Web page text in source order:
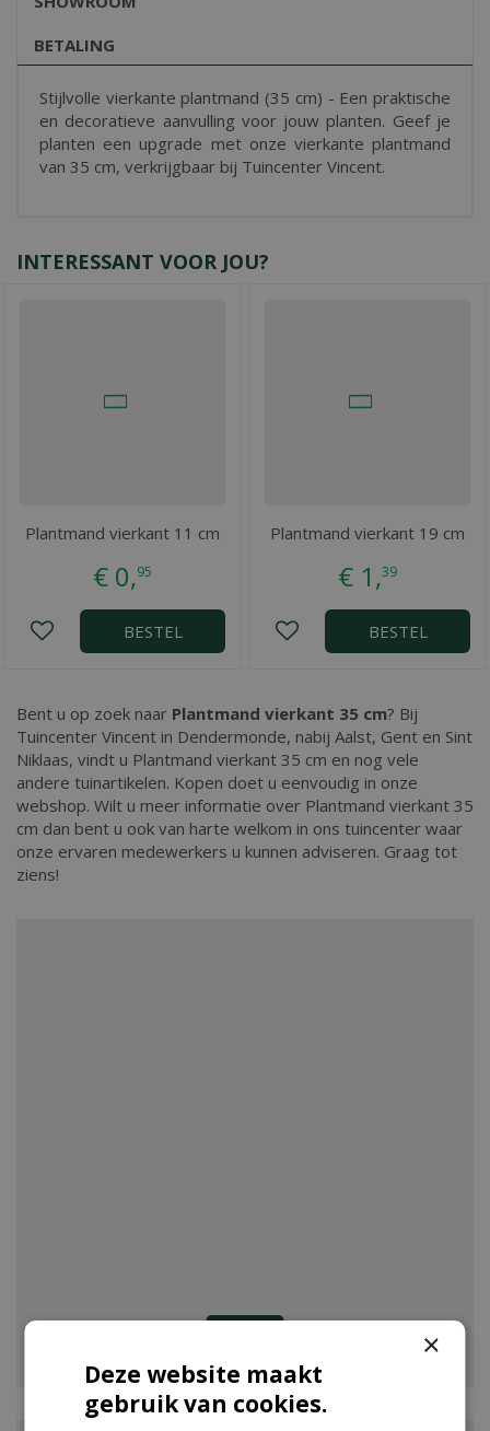
BETALING
Stijlvolle vierkante plantmand (35 cm) - Een praktische
en decoratieve aanvulling voor jouw planten. Geef je
planten een upgrade met onze vierkante plantmand
van 35 cm, verkrijgbaar bij Tuincenter Vincent.
INTERESSANT VOOR JOU?
Plantmand vierkant 11 cm
€ 0,95
BESTEL
Plantmand vierkant 19 cm
€ 1,39
BESTEL
Bent u op zoek naar Plantmand vierkant 35 cm? Bij
Tuincenter Vincent in Dendermonde, nabij Aalst, Gent en Sint
Niklaas, vindt u Plantmand vierkant 35 cm en nog vele
andere tuinartikelen. Kopen doet u eenvoudig in onze
webshop. Wilt u meer informatie over Plantmand vierkant 35
cm dan bent u ook van harte welkom in ons tuincenter waar
onze ervaren medewerkers u kunnen adviseren. Graag tot
ziens!
×
Deze website maakt
gebruik van cookies.